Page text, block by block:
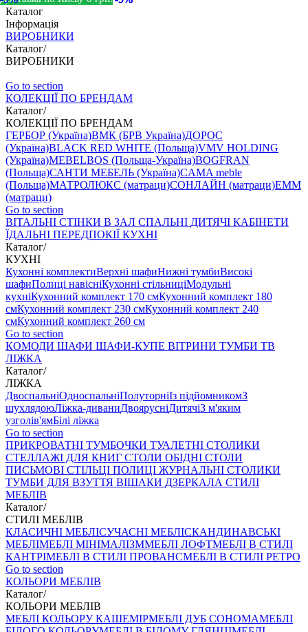
Каталог
Інформація
ВИРОБНИКИ
Каталог/
ВИРОБНИКИ
Go to section
КОЛЕКЦІЇ ПО БРЕНДАМ
Каталог/
КОЛЕКЦІЇ ПО БРЕНДАМ
ГЕРБОР (Україна)ВМК (БРВ Україна)ДОРОС
(Україна)BLACK RED WHITE (Польща)VMV HOLDING
(Україна)MEBELBOS (Польща-Україна)BOGFRAN
(Польща)САНТИ МЕБЕЛЬ (Україна)CAMA meble
(Польща)МАТРОЛЮКС (матраци)СОНЛАЙН (матраци)EMM
(матраци)
Go to section
ВIТАЛЬНI СТІНКИ В ЗАЛ СПАЛЬНІ ДИТЯЧІ КАБІНЕТИ
ЇДАЛЬНI ПЕРЕДПОКІЇ КУХНІ
Каталог/
КУХНІ
Кухонні комплектиВерхні шафиНижні тумбиВисокі
шафиПолиці навісніКухонні стільниціМодульні
кухніКухонний комплект 170 смКухонний комплект 180
смКухонний комплект 230 смКухонний комплект 240
смКухонний комплект 260 см
Go to section
КОМОДИ ШАФИ ШАФИ-КУПЕ ВІТРИНИ ТУМБИ ТВ
ЛІЖКА
Каталог/
ЛІЖКА
ДвоспальніОдноспальніПолуторніІз підйомникомЗ
шухлядоюЛіжка-диваниДвоярусніДитячіЗ м'яким
узголів'ямБілі ліжка
Go to section
ПРИКРОВАТНІ ТУМБОЧКИ ТУАЛЕТНІ СТОЛИКИ
СТЕЛЛАЖІ ДЛЯ КНИГ СТОЛИ ОБІДНІ СТОЛИ
ПИСЬМОВІ СТІЛЬЦI ПОЛИЦІ ЖУРНАЛЬНІ СТОЛИКИ
ТУМБИ ДЛЯ ВЗУТТЯ ВІШАКИ ДЗЕРКАЛА СТИЛІ
МЕБЛІВ
Каталог/
СТИЛІ МЕБЛІВ
КЛАСИЧНІ МЕБЛІСУЧАСНІ МЕБЛІСКАНДИНАВСЬКІ
МЕБЛІМЕБЛІ МІНІМАЛІЗММЕБЛІ ЛОФТМЕБЛІ В СТИЛІ
КАНТРІМЕБЛІ В СТИЛІ ПРОВАНСМЕБЛІ В СТИЛІ РЕТРО
Go to section
КОЛЬОРИ МЕБЛІВ
Каталог/
КОЛЬОРИ МЕБЛІВ
МЕБЛІ КОЛЬОРУ КАШЕМІРМЕБЛІ ДУБ СОНОМАМЕБЛІ